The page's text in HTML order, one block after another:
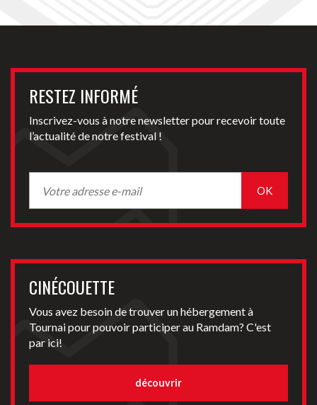
RESTEZ INFORMÉ
Inscrivez-vous à notre newsletter pour recevoir toute
l’actualité de notre festival !
CINÉCOUETTE
Vous avez besoin de trouver un hébergement à
Tournai pour pouvoir participer au Ramdam? C'est
par ici!
découvrir